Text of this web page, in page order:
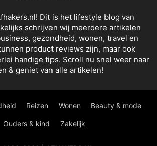
Dit is het lifestyle blog van
schrijven wij meerdere artikelen
gezondheid, wonen, travel en
product reviews zijn, maar ook
handige tips. Scroll nu snel weer naar
& geniet van alle artikelen!
Reizen Wonen Beauty & mode
Ouders & kind Zakelijk